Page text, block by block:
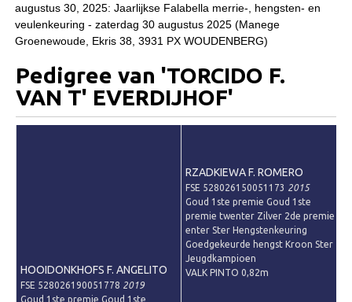
EFS Marktplaats
Contact
Nieuws
Downloads
Inloggen
augustus 30, 2025: Jaarlijkse Falabella merrie-, hengsten- en
veulenkeuring - zaterdag 30 augustus 2025 (Manege
Groenewoude, Ekris 38, 3931 PX WOUDENBERG)
Pedigree van 'TORCIDO F.
VAN T' EVERDIJHOF'
HOOIDONKHOFS F. ANGELITO
FSE 528026190051778 2019
Goud 1ste premie Goud 1ste
RZADKIEWA F. ROMERO
FSE 528026150051173 2015
Goud 1ste premie Goud 1ste
premie twenter Zilver 2de premie
enter Ster Hengstenkeuring
Goedgekeurde hengst Kroon Ster
Jeugdkampioen
VALK PINTO 0,82m